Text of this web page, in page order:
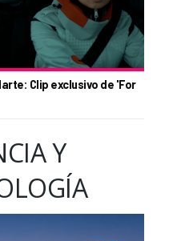
Clip exclusivo de 'For
Y